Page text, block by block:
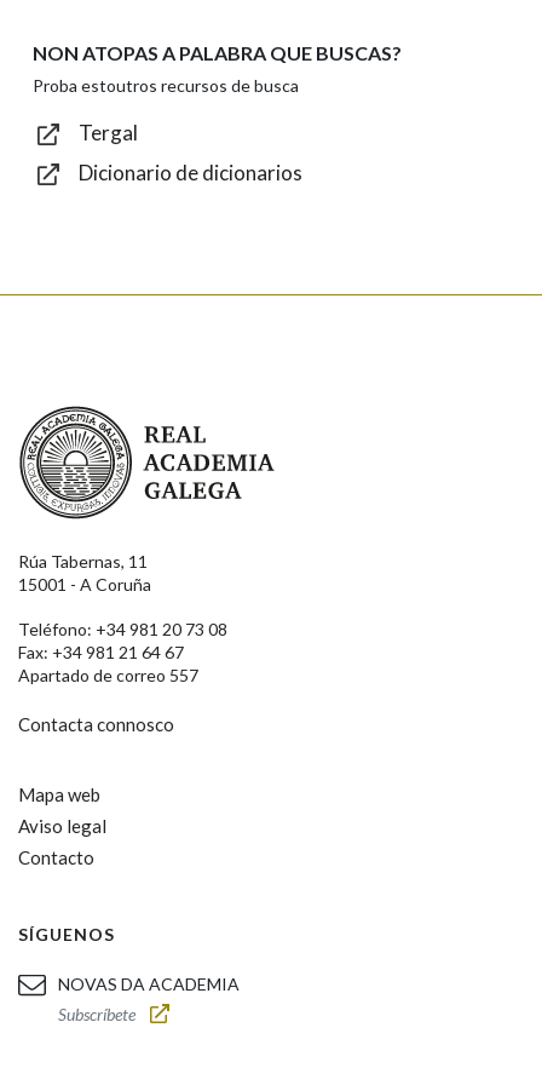
Texto de verificación
NON ATOPAS A PALABRA QUE BUSCAS?
Proba estoutros recursos de busca
Tergal
Dicionario de dicionarios
Real Academia Galega
Rúa Tabernas, 11
15001 - A Coruña
Teléfono: +34 981 20 73 08
Fax: +34 981 21 64 67
Apartado de correo 557
Contacta connosco
Mapa web
Aviso legal
Contacto
SÍGUENOS
NOVAS DA ACADEMIA
Subscríbete